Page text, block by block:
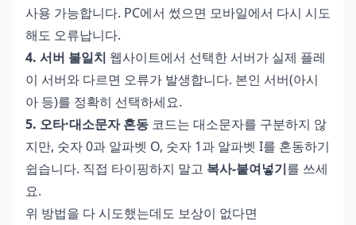
사용 가능합니다. PC에서 썼으면 모바일에서 다시 시도
해도 오류납니다.
4. 서버 불일치 웹사이트에서 선택한 서버가 실제 플레
이 서버와 다르면 오류가 발생합니다. 본인 서버(아시
아 등)를 정확히 선택하세요.
5. 오타·대소문자 혼동 코드는 대소문자를 구분하지 않
지만, 숫자 0과 알파벳 O, 숫자 1과 알파벳 I를 혼동하기
쉽습니다. 직접 타이핑하지 말고 복사-붙여넣기를 쓰세
요.
위 방법을 다 시도했는데도 보상이 없다면